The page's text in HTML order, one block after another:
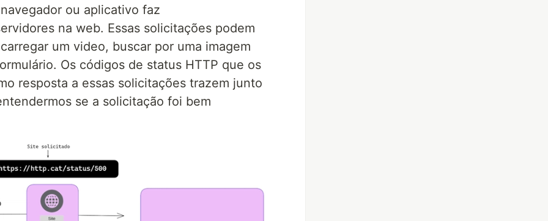
ou aplicativo faz
na web. Essas solicitações podem
um video, buscar por uma imagem
Os códigos de status HTTP que os
resposta a essas solicitações trazem junto
se a solicitação foi bem